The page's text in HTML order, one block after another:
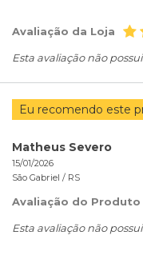
Avaliação da Loja
Esta avaliação não
Eu recomendo este
Matheus Severo
15/01/2026
São Gabriel / RS
Avaliação do Produto
Esta avaliação não